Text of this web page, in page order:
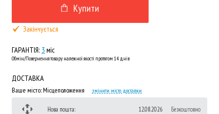
Купити
Закінчується
ГАРАНТІЯ: 3 міс
Обмін/Повернення товару належної якості протягом 14 днів
ДОСТАВКА
Ваше місто:Місцеположення змінити місто доставки
Нова пошта: 12.08.2026 Безкоштовно